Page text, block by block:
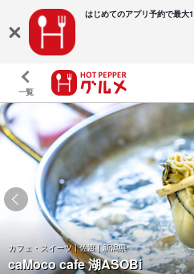
はじめてのアプリ予約で最大
一覧
カフェ・スイーツ | 佐渡 | 新潟県
caMoco cafe 湖ASOBi